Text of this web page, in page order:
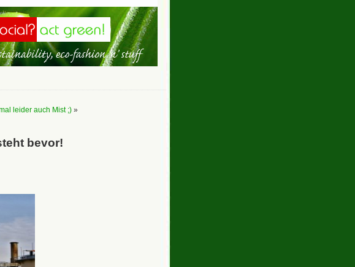
leider auch Mist ;) »
bevor!